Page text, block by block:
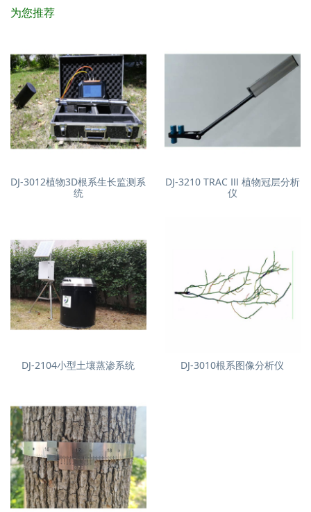
为您推荐
DJ-3012植物3D根系生长监测系
统
DJ-3210 TRAC Ⅲ 植物冠层分析
仪
DJ-2104小型土壤蒸渗系统 DJ-3010根系图像分析仪